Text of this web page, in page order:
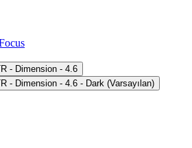
- Dimension - 4.6
- Dimension - 4.6 - Dark (Varsayılan)